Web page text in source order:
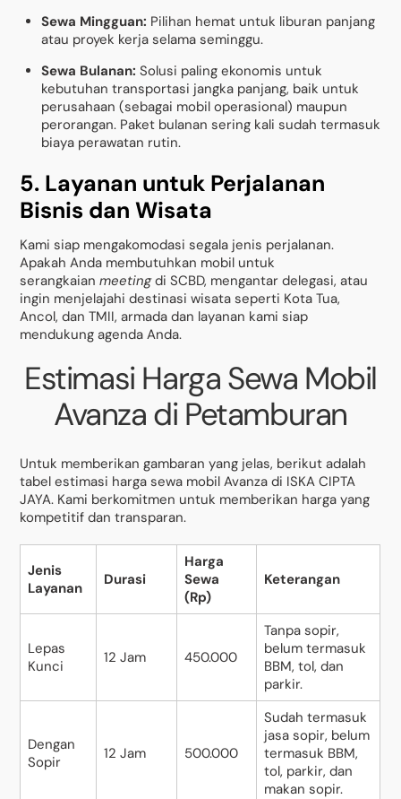
Sewa Mingguan: Pilihan hemat untuk liburan panjang
atau proyek kerja selama seminggu.
Sewa Bulanan: Solusi paling ekonomis untuk
kebutuhan transportasi jangka panjang, baik untuk
perusahaan (sebagai mobil operasional) maupun
perorangan. Paket bulanan sering kali sudah termasuk
biaya perawatan rutin.
5. Layanan untuk Perjalanan
Bisnis dan Wisata
Kami siap mengakomodasi segala jenis perjalanan.
Apakah Anda membutuhkan mobil untuk
serangkaianmeetingdi SCBD, mengantar delegasi, atau
ingin menjelajahi destinasi wisata seperti Kota Tua,
Ancol, dan TMII, armada dan layanan kami siap
mendukung agenda Anda.
Estimasi Harga Sewa Mobil
Avanza di Petamburan
Untuk memberikan gambaran yang jelas, berikut adalah
tabel estimasi harga sewa mobil Avanza di ISKA CIPTA
JAYA. Kami berkomitmen untuk memberikan harga yang
kompetitif dan transparan.
Jenis
Layanan
Durasi
Harga
Sewa
(Rp)
Keterangan
Lepas
Kunci
12 Jam 450.000
Tanpa sopir,
belum termasuk
BBM, tol, dan
parkir.
Dengan
Sopir
12 Jam 500.000
Sudah termasuk
jasa sopir, belum
termasuk BBM,
tol, parkir, dan
makan sopir.